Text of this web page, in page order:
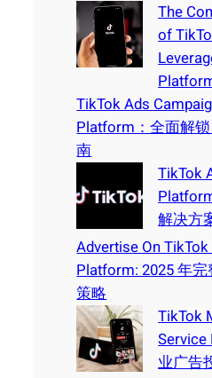
The
of
TikTok Ads
Platform：全面解
南
TikTok
解决方
Advertise On
Platform: 2025 年
策略
TikTok
业广告